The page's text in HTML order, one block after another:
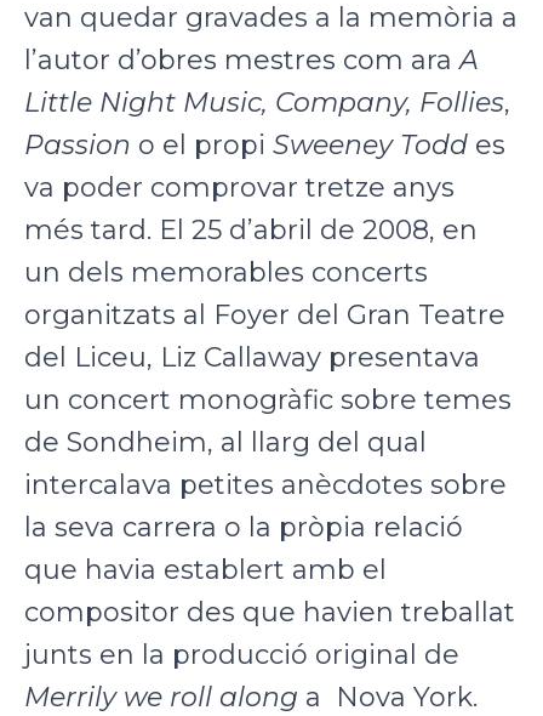
van quedar gravades a la memòria a
l’autor d’obres mestres com araA
Little Night Music, Company, Follies,
Passion o el propi Sweeney Todd es
va poder comprovar tretze anys
més tard. El 25 d’abril de 2008, en
un dels memorables concerts
organitzats al Foyer del Gran Teatre
del Liceu, Liz Callaway presentava
un concert monogràfic sobre temes
de Sondheim, al llarg del qual
intercalava petites anècdotes sobre
la seva carrera o la pròpia relació
que havia establert amb el
compositor des que havien treballat
junts en la producció original de
Merrily we roll along a Nova York.